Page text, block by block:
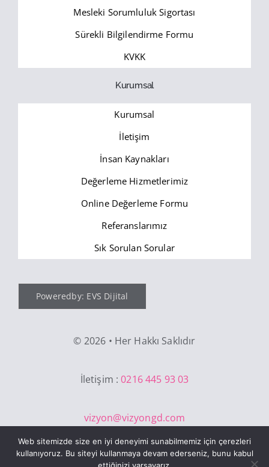
Mesleki Sorumluluk Sigortası
Sürekli Bilgilendirme Formu
KVKK
Kurumsal
Kurumsal
İletişim
İnsan Kaynakları
Değerleme Hizmetlerimiz
Online Değerleme Formu
Referanslarımız
Sık Sorulan Sorular
Poweredby: EVS Dijital
© 2026 • Her Hakkı Saklıdır
İletişim :0216 445 93 03
vizyon@vizyongd.com
Web sitemizde size en iyi deneyimi sunabilmemiz için çerezleri
kullanıyoruz. Bu siteyi kullanmaya devam ederseniz, bunu kabul